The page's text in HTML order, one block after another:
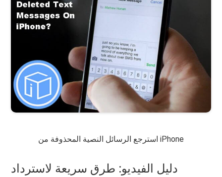
استرجع الرسائل النصية المحذوفة من iPhone
دليل الفيديو: طرق سريعة لاسترداد